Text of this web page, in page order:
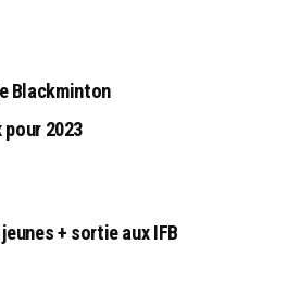
Blackminton
pour 2023
+ sortie aux IFB